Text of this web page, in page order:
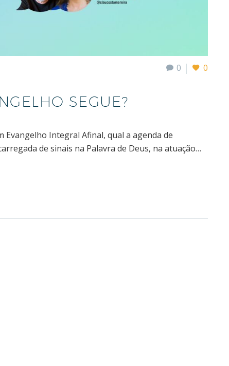
0 0
SEGUE?
Evangelho Integral Afinal, qual a agenda de
de sinais na Palavra de Deus, na atuação…